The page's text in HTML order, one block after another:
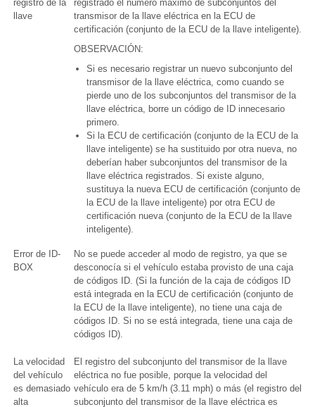
registro de la
llave
registrado el número máximo de subconjuntos del
transmisor de la llave eléctrica en la ECU de
certificación (conjunto de la ECU de la llave inteligente).
OBSERVACIÓN:
Si es necesario registrar un nuevo subconjunto del
transmisor de la llave eléctrica, como cuando se
pierde uno de los subconjuntos del transmisor de la
llave eléctrica, borre un código de ID innecesario
primero.
Si la ECU de certificación (conjunto de la ECU de la
llave inteligente) se ha sustituido por otra nueva, no
deberían haber subconjuntos del transmisor de la
llave eléctrica registrados. Si existe alguno,
sustituya la nueva ECU de certificación (conjunto de
la ECU de la llave inteligente) por otra ECU de
certificación nueva (conjunto de la ECU de la llave
inteligente).
Error de ID-
BOX
No se puede acceder al modo de registro, ya que se
desconocía si el vehículo estaba provisto de una caja
de códigos ID. (Si la función de la caja de códigos ID
está integrada en la ECU de certificación (conjunto de
la ECU de la llave inteligente), no tiene una caja de
códigos ID. Si no se está integrada, tiene una caja de
códigos ID).
La velocidad
del vehículo
es demasiado
alta
El registro del subconjunto del transmisor de la llave
eléctrica no fue posible, porque la velocidad del
vehículo era de 5 km/h (3.11 mph) o más (el registro del
subconjunto del transmisor de la llave eléctrica es